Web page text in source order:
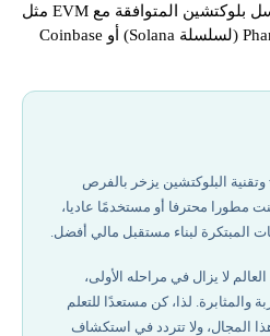
(للتفاعل مع dApps على سلاسل بلوكتشين المتوافقة مع EVM مثل
Ethereum و Polygon) أو Phantom (لسلسلة Solana) أو Coinbase
في الختام، يتضح أن عالم web3 وتقنية البلوكتشين يزخر بالفرص
مطورا محترفا أو مستخدمًا عاديا،
المبتكرة لبناء مستقبل مالي أفضل.
لا يزال في مراحله الأولى،
والمثابرة. لذا، كن مستعدًا للتعلم
المجال، ولا تتردد في استكشاف